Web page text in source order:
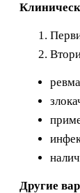
Другие